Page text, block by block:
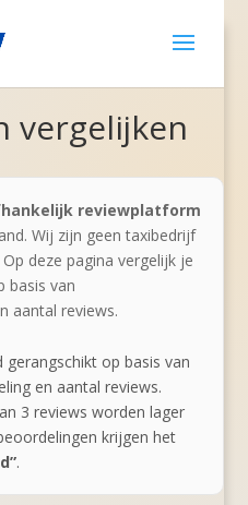
vergelijken
reviewplatform
Wij zijn geen taxibedrijf
deze pagina vergelijk je
basis van
aantal reviews.
op basis van
en aantal reviews.
3 reviews worden lager
krijgen het
.